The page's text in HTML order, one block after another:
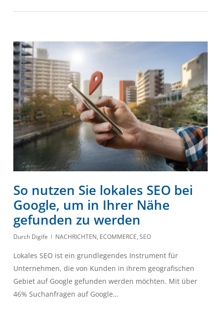
So nutzen Sie lokales SEO bei
Google, um in Ihrer Nähe
gefunden zu werden
Durch Digife NACHRICHTEN, ECOMMERCE, SEO
Lokales SEO ist ein grundlegendes Instrument für
Unternehmen, die von Kunden in ihrem geografischen
Gebiet auf Google gefunden werden möchten. Mit über
46% Suchanfragen auf Google…